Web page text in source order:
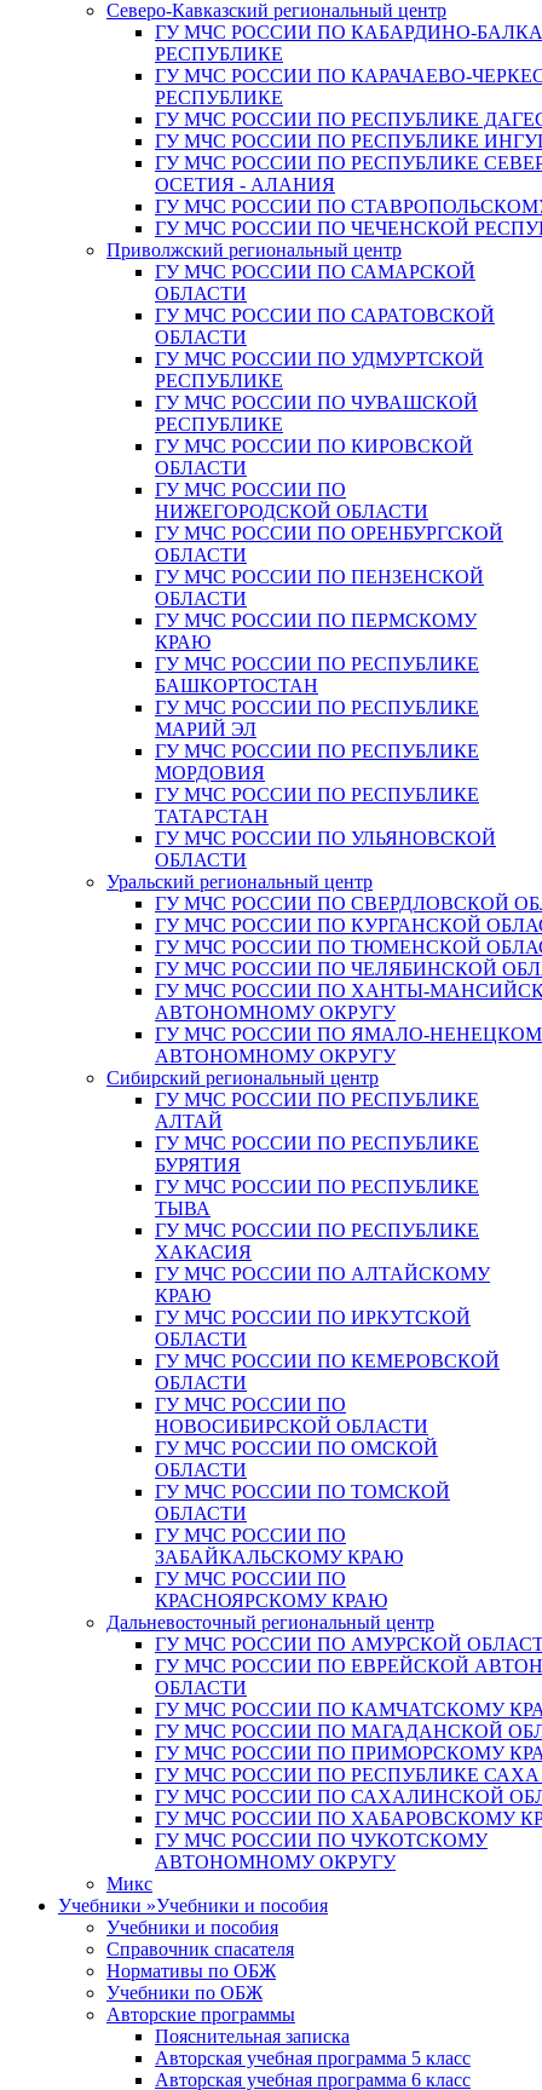
Северо-Кавказский региональный центр
ГУ МЧС РОССИИ ПО КАБАРДИНО-
РЕСПУБЛИКЕ
ГУ МЧС РОССИИ ПО КАРАЧАЕВО-
РЕСПУБЛИКЕ
ГУ МЧС РОССИИ ПО РЕСПУБЛИКЕ
ГУ МЧС РОССИИ ПО РЕСПУБЛИКЕ
ГУ МЧС РОССИИ ПО РЕСПУБЛИКЕ
ОСЕТИЯ - АЛАНИЯ
ГУ МЧС РОССИИ ПО
ГУ МЧС РОССИИ ПО ЧЕЧЕНСКОЙ
Приволжский региональный центр
ГУ МЧС РОССИИ ПО САМАРСКОЙ
ОБЛАСТИ
ГУ МЧС РОССИИ ПО САРАТОВСКОЙ
ОБЛАСТИ
ГУ МЧС РОССИИ ПО УДМУРТСКОЙ
РЕСПУБЛИКЕ
ГУ МЧС РОССИИ ПО ЧУВАШСКОЙ
РЕСПУБЛИКЕ
ГУ МЧС РОССИИ ПО КИРОВСКОЙ
ОБЛАСТИ
ГУ МЧС РОССИИ ПО
НИЖЕГОРОДСКОЙ ОБЛАСТИ
ГУ МЧС РОССИИ ПО ОРЕНБУРГСКОЙ
ОБЛАСТИ
ГУ МЧС РОССИИ ПО ПЕНЗЕНСКОЙ
ОБЛАСТИ
ГУ МЧС РОССИИ ПО ПЕРМСКОМУ
КРАЮ
ГУ МЧС РОССИИ ПО РЕСПУБЛИКЕ
БАШКОРТОСТАН
ГУ МЧС РОССИИ ПО РЕСПУБЛИКЕ
МАРИЙ ЭЛ
ГУ МЧС РОССИИ ПО РЕСПУБЛИКЕ
МОРДОВИЯ
ГУ МЧС РОССИИ ПО РЕСПУБЛИКЕ
ТАТАРСТАН
ГУ МЧС РОССИИ ПО УЛЬЯНОВСКОЙ
ОБЛАСТИ
Уральский региональный центр
ГУ МЧС РОССИИ ПО СВЕРДЛОВСКОЙ
ГУ МЧС РОССИИ ПО КУРГАНСКОЙ
ГУ МЧС РОССИИ ПО ТЮМЕНСКОЙ
ГУ МЧС РОССИИ ПО ЧЕЛЯБИНСКОЙ
ГУ МЧС РОССИИ ПО ХАНТЫ-
АВТОНОМНОМУ ОКРУГУ
ГУ МЧС РОССИИ ПО ЯМАЛО-
АВТОНОМНОМУ ОКРУГУ
Сибирский региональный центр
ГУ МЧС РОССИИ ПО РЕСПУБЛИКЕ
АЛТАЙ
ГУ МЧС РОССИИ ПО РЕСПУБЛИКЕ
БУРЯТИЯ
ГУ МЧС РОССИИ ПО РЕСПУБЛИКЕ
ТЫВА
ГУ МЧС РОССИИ ПО РЕСПУБЛИКЕ
ХАКАСИЯ
ГУ МЧС РОССИИ ПО АЛТАЙСКОМУ
КРАЮ
ГУ МЧС РОССИИ ПО ИРКУТСКОЙ
ОБЛАСТИ
ГУ МЧС РОССИИ ПО КЕМЕРОВСКОЙ
ОБЛАСТИ
ГУ МЧС РОССИИ ПО
НОВОСИБИРСКОЙ ОБЛАСТИ
ГУ МЧС РОССИИ ПО ОМСКОЙ
ОБЛАСТИ
ГУ МЧС РОССИИ ПО ТОМСКОЙ
ОБЛАСТИ
ГУ МЧС РОССИИ ПО
ЗАБАЙКАЛЬСКОМУ КРАЮ
ГУ МЧС РОССИИ ПО
КРАСНОЯРСКОМУ КРАЮ
Дальневосточный региональный центр
ГУ МЧС РОССИИ ПО АМУРСКОЙ
ГУ МЧС РОССИИ ПО ЕВРЕЙСКОЙ
ОБЛАСТИ
ГУ МЧС РОССИИ ПО КАМЧАТСКОМУ
ГУ МЧС РОССИИ ПО МАГАДАНСКОЙ
ГУ МЧС РОССИИ ПО ПРИМОРСКОМУ
ГУ МЧС РОССИИ ПО РЕСПУБЛИКЕ
ГУ МЧС РОССИИ ПО САХАЛИНСКОЙ
ГУ МЧС РОССИИ ПО ХАБАРОВСКОМУ
ГУ МЧС РОССИИ ПО ЧУКОТСКОМУ
АВТОНОМНОМУ ОКРУГУ
Микс
Учебники »Учебники и пособия
Учебники и пособия
Справочник спасателя
Нормативы по ОБЖ
Учебники по ОБЖ
Авторские программы
Пояснительная записка
Авторская учебная программа 5 класс
Авторская учебная программа 6 класс